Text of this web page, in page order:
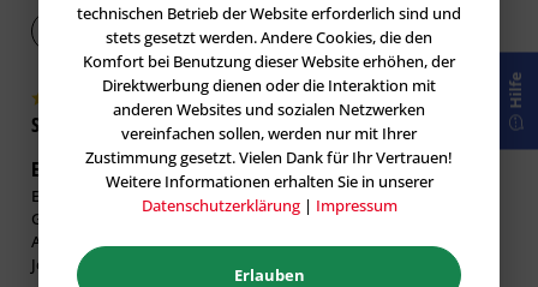
Bewertung abgeben
Shopkunde verifiziert
Ein Muss für jeden Maler
Einwirklicher Hingucker Dieser Rakel,
Gute Breite Klinge.
Auch Preis ist sehr gut und fair.
Jederzeit wieder.
Hilfe
technischen Betrieb der Website erforderlich sind und
stets gesetzt werden. Andere Cookies, die den
Komfort bei Benutzung dieser Website erhöhen, der
Direktwerbung dienen oder die Interaktion mit
anderen Websites und sozialen Netzwerken
vereinfachen sollen, werden nur mit Ihrer
Zustimmung gesetzt. Vielen Dank für Ihr Vertrauen!
Weitere Informationen erhalten Sie in unserer
Datenschutzerklärung| Impressum
Erlauben